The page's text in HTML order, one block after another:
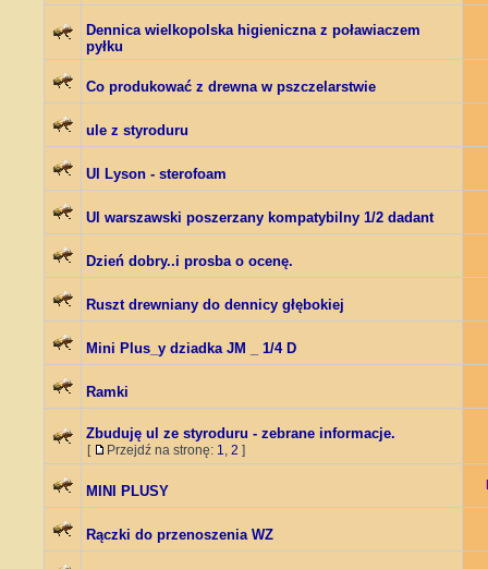
Dennica wielkopolska higieniczna z poławiaczem
pyłku
Co produkować z drewna w pszczelarstwie
ule z styroduru
Ul Lyson - sterofoam
Ul warszawski poszerzany kompatybilny 1/2 dadant
Dzień dobry..i prosba o ocenę.
Ruszt drewniany do dennicy głębokiej
Mini Plus_y dziadka JM _ 1/4 D
Ramki
Zbuduję ul ze styroduru - zebrane informacje.
[ Przejdź na stronę: 1, 2 ]
MINI PLUSY
Rączki do przenoszenia WZ